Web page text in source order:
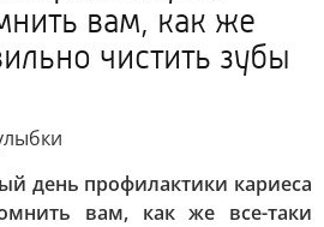
вам, как же
чистить зубы
день профилактики кариеса
вам, как же все-таки